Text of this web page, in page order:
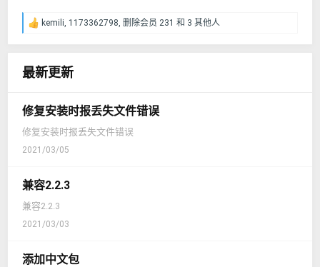
反
kemili 1173362798 删除会员 231 和 3 其他人
最新更新
修复安装时报丢失文件错误
修复安装时报丢失文件错误
2021/03/05
兼容2.2.3
兼容2.2.3
2021/03/03
添加中文包